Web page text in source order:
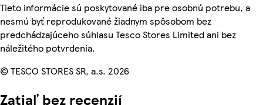
Tieto informácie sú poskytované iba pre osobnú potrebu, a
nesmú byť reprodukované žiadnym spôsobom bez
predchádzajúceho súhlasu Tesco Stores Limited ani bez
náležitého potvrdenia.
© TESCO STORES SR, a.s. 2026
Zatiaľ bez recenzií